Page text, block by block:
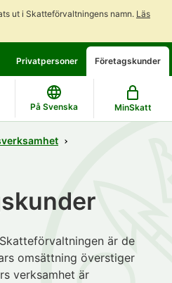
ut i Skatteförvaltningens namn. Läs
direkt
till
innehållet
till
hela
webbplatsens
sökning
Privatpersoner Företagskunder
På Svenska MinSkatt
är de
omsättning överstiger
verksamhet är